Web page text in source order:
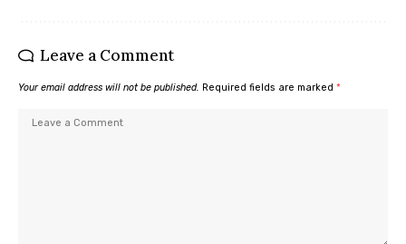
Leave a Comment
Your email address will not be published. Required fields are marked *